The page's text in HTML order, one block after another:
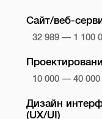
Сайт/веб-
32 989 — 1 100
10 000 — 40 000
Дизайн
(UX/UI)